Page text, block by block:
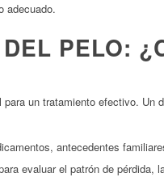
adecuado.
PELO:
para un tratamiento efectivo. Un
antecedentes
evaluar el patrón de pérdida,